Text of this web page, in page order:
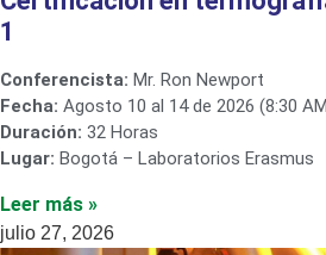
1
Conferencista: Mr. Ron Newport
Fecha: Agosto 10 al 14 de 2026 (8:30
Duración: 32 Horas
Lugar: Bogotá – Laboratorios Erasmus
Leer más »
julio 27, 2026